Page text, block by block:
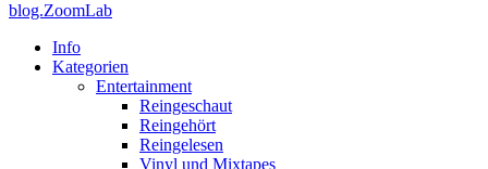
blog.ZoomLab
ZoomLab
Info
Kategorien
Entertainment
Reingeschaut
Reingehört
Reingelesen
Vinyl und Mixtapes